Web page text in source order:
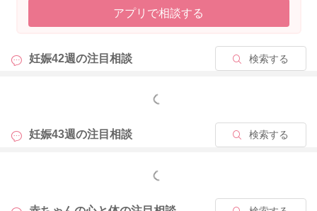
アプリで相談する
妊娠42週の注目相談 検索する
もっと見る
妊娠43週の注目相談 検索する
もっと見る